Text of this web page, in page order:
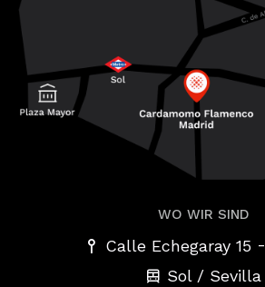
WO WIR SIND
Calle Echegaray 15 -
Sol / Sevilla